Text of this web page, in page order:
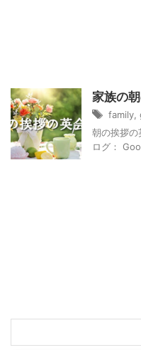
家族の
family
朝の挨拶
ログ：